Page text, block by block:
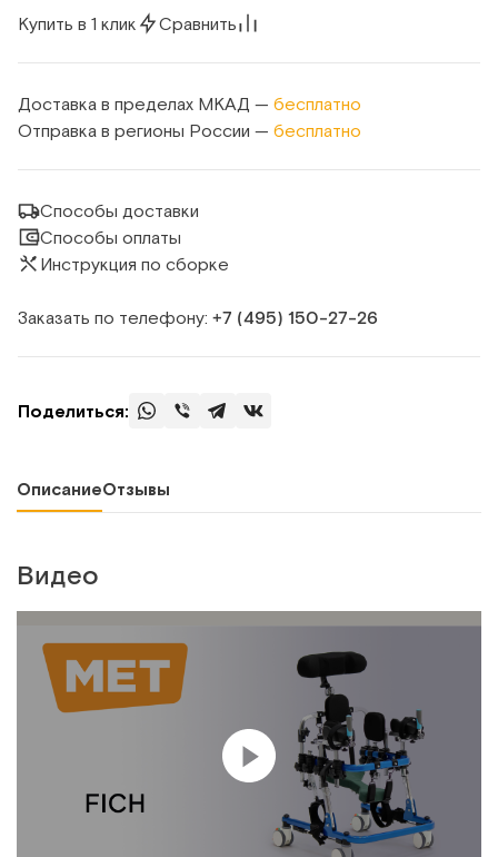
Купить в 1 клик Сравнить
Доставка в пределах МКАД — бесплатно
Отправка в регионы России — бесплатно
Способы доставки
Способы оплаты
Инструкция по сборке
Заказать по телефону: +7 (495) 150‑27‑26
Поделиться:
ОписаниеОтзывы
Видео